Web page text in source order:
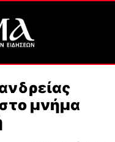
μνήμα